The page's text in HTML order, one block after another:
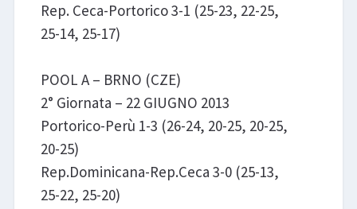
Rep. Ceca-Portorico 3-1 (25-23, 22-25,
25-14, 25-17)
POOL A – BRNO (CZE)
2° Giornata – 22 GIUGNO 2013
Portorico-Perù 1-3 (26-24, 20-25, 20-25,
20-25)
Rep.Dominicana-Rep.Ceca 3-0 (25-13,
25-22, 25-20)